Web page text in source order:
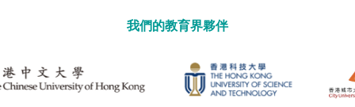
我們的教育界夥伴